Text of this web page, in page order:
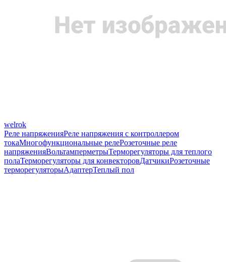
welrok
Реле напряженияРеле напряжения с контроллером
токаМногофункциональные релеРозеточные реле
напряженияВольтамперметрыТерморегуляторы для теплого
полаТерморегуляторы для конвекторовДатчикиРозеточные
терморегуляторыАдаптерТеплый пол